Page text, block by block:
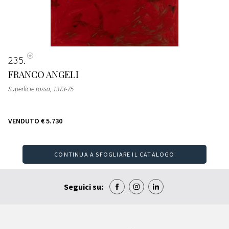
235
FRANCO ANGELI
Superficie rossa, 1973-75
VENDUTO € 5.730
CONTINUA A SFOGLIARE IL CATALOGO
Seguici su: